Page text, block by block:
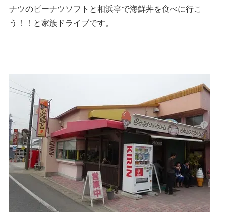
ナツのピーナツソフトと相浜亭で海鮮丼を食べに行こ
う！！と家族ドライブです。